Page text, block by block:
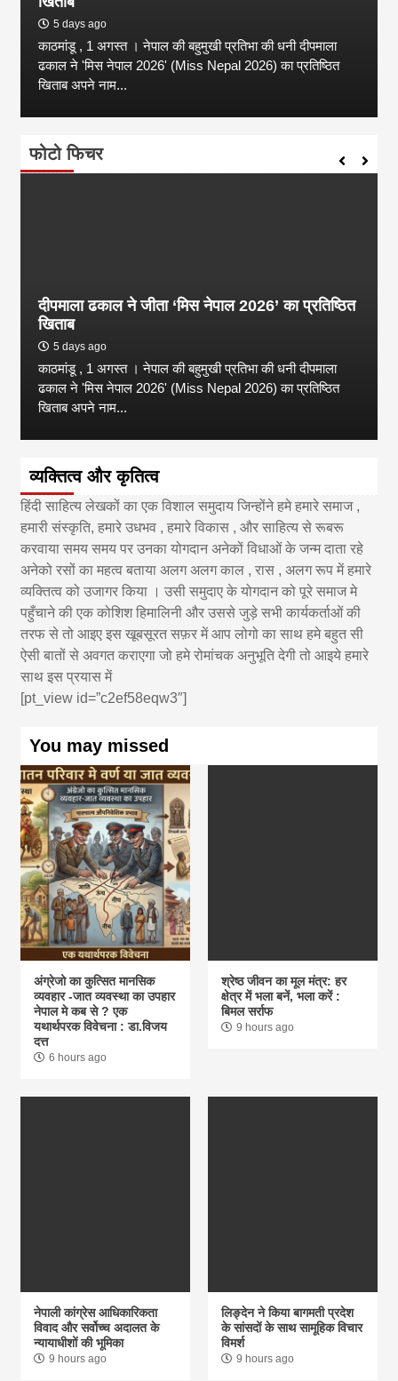
5 days ago
काठमांडू , 1 अगस्त । नेपाल की बहुमुखी प्रतिभा की धनी दीपमाला
ढकाल ने 'मिस नेपाल 2026' (Miss Nepal 2026) का प्रतिष्ठित
खिताब अपने नाम...
फोटो फिचर
दीपमाला ढकाल ने जीता ‘मिस नेपाल 2026’ का प्रतिष्ठित
खिताब
5 days ago
काठमांडू , 1 अगस्त । नेपाल की बहुमुखी प्रतिभा की धनी दीपमाला
ढकाल ने 'मिस नेपाल 2026' (Miss Nepal 2026) का प्रतिष्ठित
खिताब अपने नाम...
व्यक्तित्व और कृतित्व
हिंदी साहित्य लेखकों का एक विशाल समुदाय जिन्होंने हमे हमारे समाज ,
हमारी संस्कृति, हमारे उधभव , हमारे विकास , और साहित्य से रूबरू
करवाया समय समय पर उनका योगदान अनेकों विधाओं के जन्म दाता रहे
अनेको रसों का महत्व बताया अलग अलग काल , रास , अलग रूप में हमारे
व्यक्तित्व को उजागर किया । उसी समुदाए के योगदान को पूरे समाज मे
पहुँचाने की एक कोशिश हिमालिनी और उससे जुड़े सभी कार्यकर्ताओं की
तरफ से तो आइए इस खूबसूरत सफ़र में आप लोगो का साथ हमे बहुत सी
ऐसी बातों से अवगत कराएगा जो हमे रोमांचक अनुभूति देगी तो आइये हमारे
साथ इस प्रयास में
[pt_view id=”c2ef58eqw3″]
You may missed
अंग्रेजो का कुत्सित मानसिक
व्यवहार -जात व्यवस्था का उपहार
नेपाल मे कब से ? एक
यथार्थपरक विवेचना : डा.विजय
दत्त
6 hours ago
श्रेष्ठ जीवन का मूल मंत्र: हर
क्षेत्र में भला बनें, भला करें :
बिमल सर्राफ
9 hours ago
नेपाली कांग्रेस आधिकारिकता
विवाद और सर्वोच्च अदालत के
न्यायाधीशों की भूमिका
9 hours ago
लिङ्देन ने किया बागमती प्रदेश
के सांसदों के साथ सामूहिक विचार
विमर्श
9 hours ago